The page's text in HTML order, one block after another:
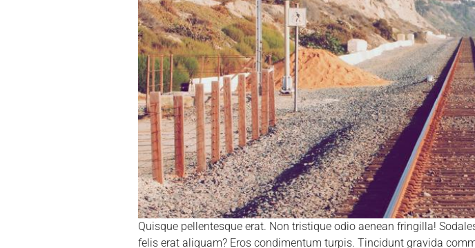
Quisque pellentesque erat. Non tristique odio aenean fringilla!
felis erat aliquam? Eros condimentum turpis. Tincidunt gravida